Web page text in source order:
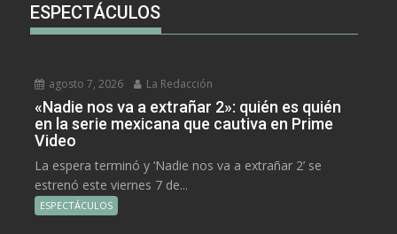
ESPECTÁCULOS
agosto 7, 2026 La Redacción
«Nadie nos va a extrañar 2»: quién es quién
en la serie mexicana que cautiva en Prime
Video
La espera terminó y ‘Nadie nos va a extrañar 2’ se
estrenó este viernes 7 de...
ESPECTÁCULOS